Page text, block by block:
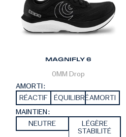
MAGNIFLY 6
0MM Drop
AMORTI :
RÉACTIF
ÉQUILIBRÉAMORTI
MAINTIEN :
NEUTRE
LÉGÈRE
STABILITÉ